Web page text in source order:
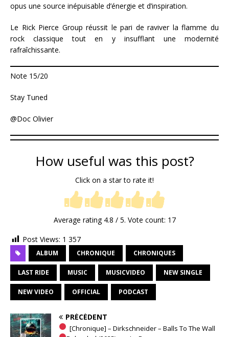
opus une source inépuisable d’énergie et d’inspiration.
Le Rick Pierce Group réussit le pari de raviver la flamme du
rock classique tout en y insufflant une modernité
rafraîchissante.
Note 15/20
Stay Tuned
@Doc Olivier
How useful was this post?
Click on a star to rate it!
Average rating 4.8 / 5. Vote count: 17
Post Views: 1 357
ALBUM CHRONIQUE CHRONIQUES
LAST RIDE MUSIC MUSICVIDEO NEW SINGLE
NEW VIDEO OFFICIAL PODCAST
PRÉCÉDENT
[Chronique] – Dirkschneider – Balls To The Wall